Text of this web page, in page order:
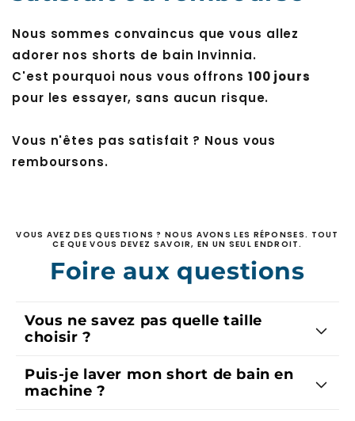
adorer nos shorts de bain Invinnia.
C'est pourquoi nous vous offrons100 jours
pour les essayer, sans aucun risque.
remboursons.
CE QUE VOUS DEVEZ SAVOIR, EN UN SEUL ENDROIT.
Foire aux questions
choisir ?
machine ?